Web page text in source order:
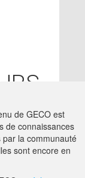
-
de GECO est
de connaissances
la communauté
sont encore en